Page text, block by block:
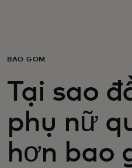
Dành cho doanh
Dành cho thế
Dành cho nhà
BAO GỒM
Tại sao
phụ nữ
hơn bao